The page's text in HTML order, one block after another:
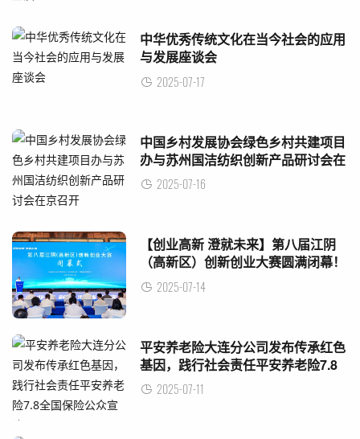
中华优秀传统文化在当今社会的应用
与发展座谈会
2025-07-17
中国乡村发展协会绿色乡村共建项目
办与苏州国洁纺织创新产品研讨会在
京召开
2025-07-16
【创业高新 澄就未来】第八届江阴
（高新区）创新创业大赛圆满闭幕！
2025-07-14
平安养老险大连分公司发布传承红色
基因，践行社会责任平安养老险7.8
全国保险公众宣传日
2025-07-11